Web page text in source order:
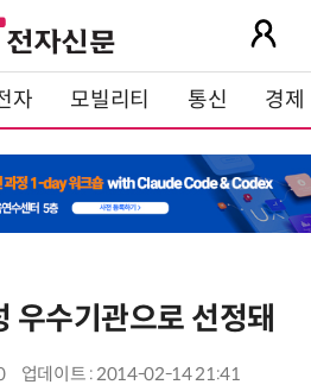
자 모빌리티 통신 경제
우수기관으로 선정돼
업데이트 : 2014-02-14 21:41